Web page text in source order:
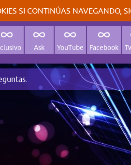
SI CONTINÚAS NAVEGANDO,
Ask YouTube Facebook